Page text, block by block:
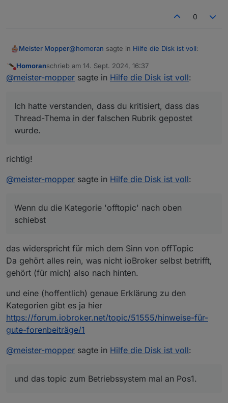
0
Meister Mopper@homoran sagte in Hilfe die Disk ist voll:
@meister-moppersagte in Hilfe die Disk
Vielleicht schiebst du die offtopic-
Kategorie und das topic zum
Sorry, aber ich verstehe nicht was du
Ehrlich!
und das ist ein Bug von ioBroker?
schiebst, finden 'Offtopicer' sie schneller und
legen ihre Themen (insbesondere
Eine weitere Bedeutung hatte mein Beitrag
Nicht stören
Homoranschrieb am 14. Sept. 2024, 16:37
zuletzt editiert von
@meister-mopper sagte in Hilfe die Disk ist voll:
Ich hatte verstanden, dass du kritisiert, dass das
Thread-Thema in der falschen Rubrik gepostet
wurde.
richtig!
@meister-mopper sagte in Hilfe die Disk ist voll:
Wenn du die Kategorie 'offtopic' nach oben
schiebst
das widerspricht für mich dem Sinn von offTopic
Da gehört alles rein, was nicht ioBroker selbst betrifft,
gehört (für mich) also nach hinten.
und eine (hoffentlich) genaue Erklärung zu den
Kategorien gibt es ja hier
https://forum.iobroker.net/topic/51555/hinweise-für-
gute-forenbeiträge/1
@meister-mopper sagte in Hilfe die Disk ist voll:
und das topic zum Betriebssystem mal an Pos1.